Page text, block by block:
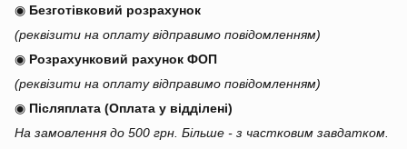
◉ Безготівковий розрахунок
(реквізити на оплату відправимо повідомленням)
◉ Розрахунковий рахунок ФОП
(реквізити на оплату відправимо повідомленням)
◉ Післяплата (Оплата у відділені)
На замовлення до 500 грн. Більше - з частковим завдатком.